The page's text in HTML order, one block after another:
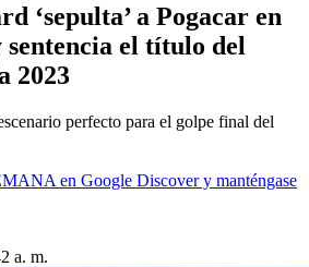
‘sepulta’ a Pogacar en
el título del
2023
perfecto para el golpe final del
en Google Discover y manténgase
a. m.